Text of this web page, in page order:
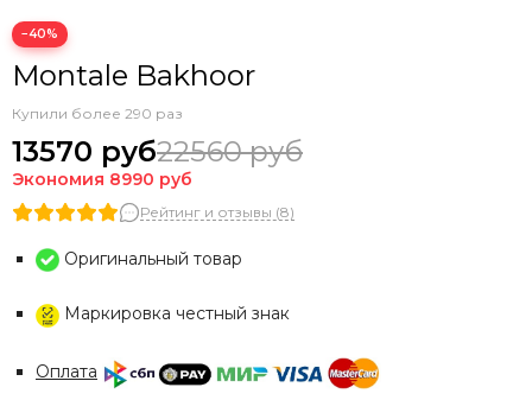
−40%
Montale Bakhoor
Купили более 290 раз
13570 руб22560 руб
Экономия 8990 руб
Рейтинг и отзывы (8)
Оригинальный товар
Маркировка честный знак
Оплата